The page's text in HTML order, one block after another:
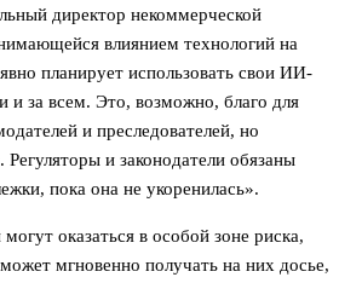
директор некоммерческой
влиянием технологий на
планирует использовать свои ИИ-
и за всем. Это, возможно, благо для
и преследователей, но
Регуляторы и законодатели обязаны
пока она не укоренилась».
оказаться в особой зоне риска,
мгновенно получать на них досье,